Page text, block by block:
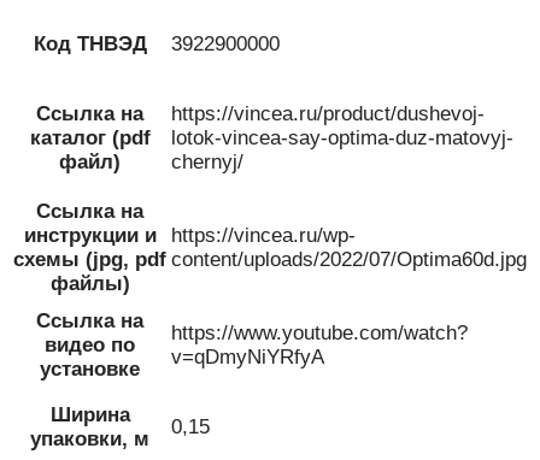
Код ТНВЭД 3922900000
Ссылка на
каталог (pdf
файл)
https://vincea.ru/product/dushevoj-
lotok-vincea-say-optima-duz-matovyj-
chernyj/
Ссылка на
инструкции и
схемы (jpg, pdf
файлы)
https://vincea.ru/wp-
content/uploads/2022/07/Optima60d.jpg
Ссылка на
видео по
установке
https://www.youtube.com/watch?
v=qDmyNiYRfyA
Ширина
упаковки, м
0,15